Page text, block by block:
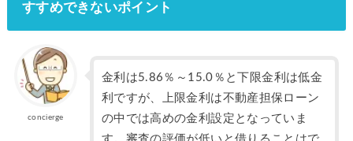
すすめできないポイント
concierge
金利は5.86％～15.0％と下限金利は低金
利ですが、上限金利は不動産担保ローン
の中では高めの金利設定となっていま